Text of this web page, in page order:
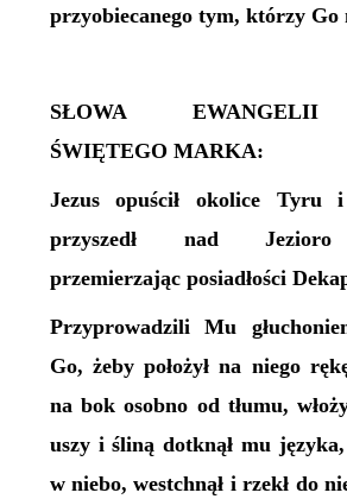
przyobiecanego tym, którzy Go
SŁOWA EWANGELII
ŚWIĘTEGO MARKA:
Jezus opuścił okolice Tyru
przyszedł nad Jezioro
przemierzając posiadłości
Przyprowadzili Mu
Go, żeby położył na niego
na bok osobno od tłumu,
uszy i śliną dotknął mu
w niebo, westchnął i rzekł do